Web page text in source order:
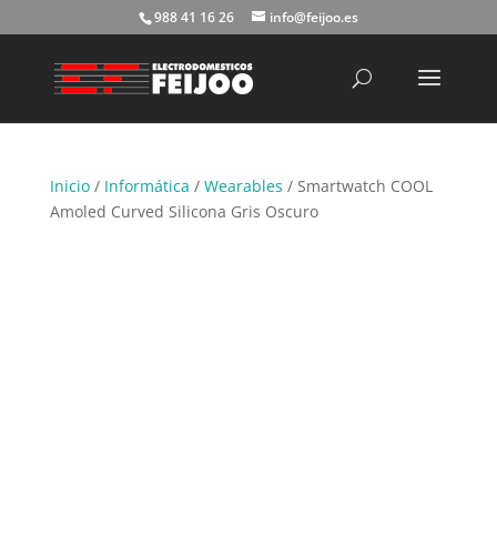
988 41 16 26 info@feijoo.es
Inicio/ Informática / Wearables / Smartwatch COOL
Amoled Curved Silicona Gris Oscuro